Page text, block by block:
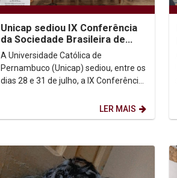
Unicap sediou IX Conferência
da Sociedade Brasileira de
Filosofia Analítica
A Universidade Católica de
Pernambuco (Unicap) sediou, entre os
dias 28 e 31 de julho, a IX Conferência
LER MAIS